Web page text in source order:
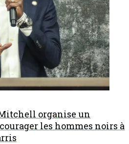
organise un
les hommes noirs à